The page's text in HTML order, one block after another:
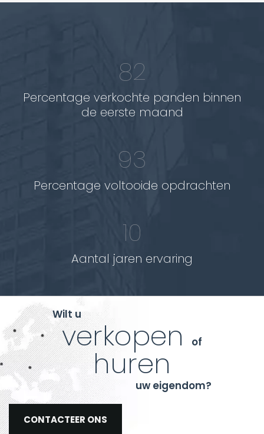
82
Percentage verkochte panden binnen
de eerste maand
93
Percentage voltooide opdrachten
10
Aantal jaren ervaring
Wilt u
verkopen of
huren
uw eigendom?
CONTACTEER ONS